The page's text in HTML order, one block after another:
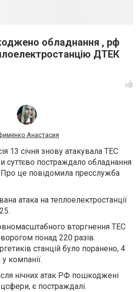
обладнання , рф
ДТЕК
Анастасия
13 січня знову атакувала ТЕС
суттєво постраждало обладнання
Про це повідомила пресслужба
атака на теплоелектростанції
вторгнення ТЕС
понад 220 разів.
станцій було поранено, 4
компанії.
нічних атак РФ пошкоджені
є постраждалі.